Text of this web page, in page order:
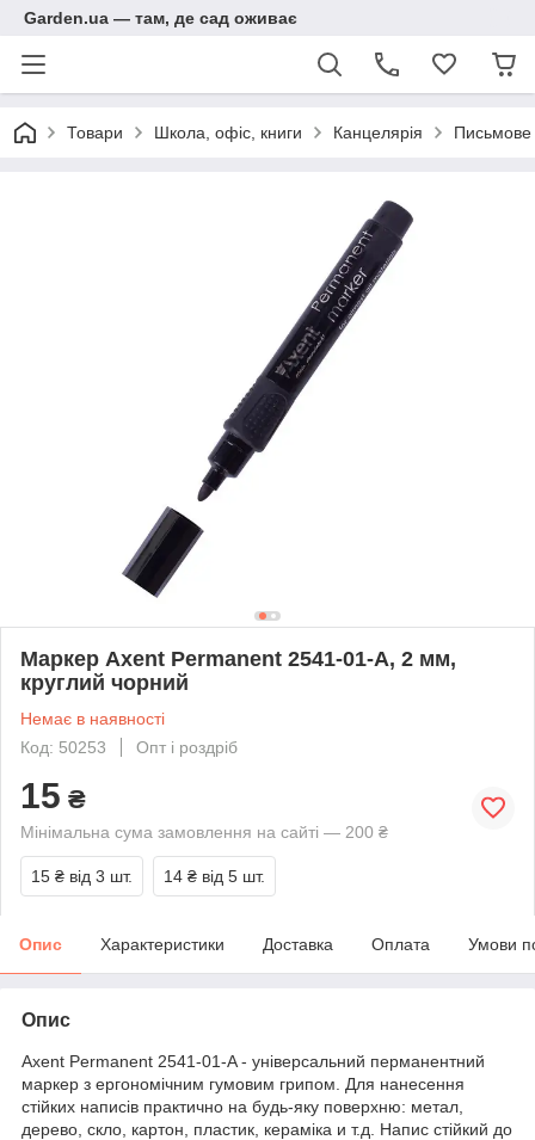
Garden.ua — там, де сад оживає
Товари Школа, офіс, книги Канцелярія
Маркер Axent Permanent 2541-01-A, 2 мм,
круглий чорний
Немає в наявності
Код: 50253
Опт і роздріб
15 ₴
Мінімальна сума замовлення на сайті — 200 ₴
15 ₴ від 3 шт. 14 ₴ від 5 шт.
Опис Характеристики Доставка Оплата Умови
Опис
Axent Permanent 2541-01-A - універсальний перманентний
маркер з ергономічним гумовим грипом. Для нанесення
стійких написів практично на будь-яку поверхню: метал,
дерево, скло, картон, пластик, кераміка и т.д. Напис стійкий до